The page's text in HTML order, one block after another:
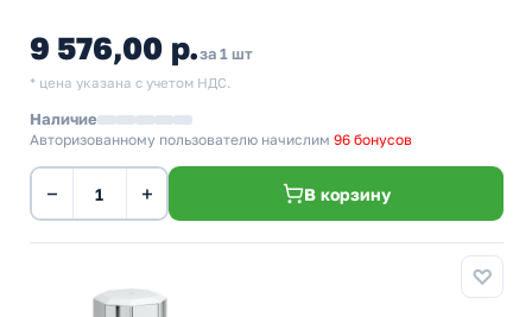
9 576,00 р.за 1 шт
* цена указана с учетом НДС.
Наличие
Авторизованному пользователю начислим 96 бонусов
− + В корзину